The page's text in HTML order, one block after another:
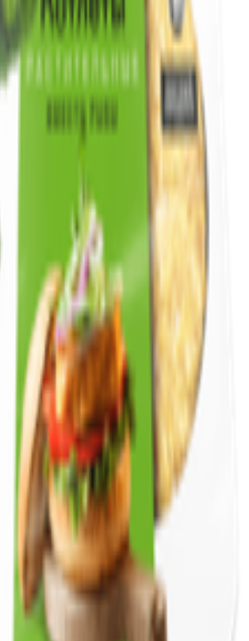
107553, г. Москва, ул. Большая
стр. 1, офис 301.
Россия
обращений
«Продмир»
регистрации № 490314725
Гомельским облисполкомом
Беларусь, Гомельская обл., г.
2-А